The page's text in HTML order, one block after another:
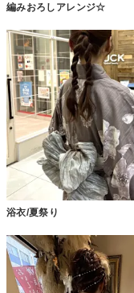
編みおろしアレンジ☆
浴衣/夏祭り